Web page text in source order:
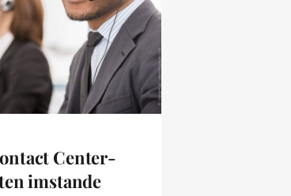
Center-
imstande